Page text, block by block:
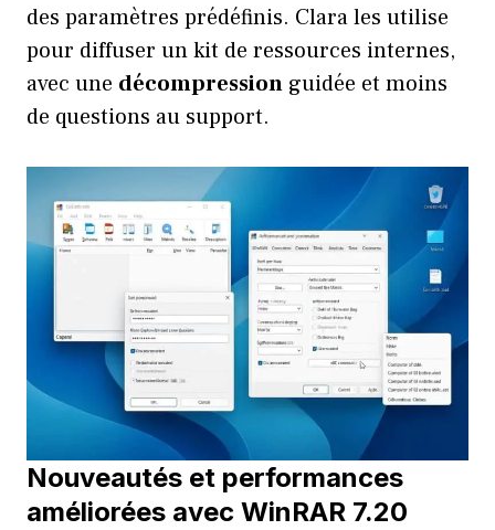
des paramètres prédéfinis. Clara les utilise
pour diffuser un kit de ressources internes,
avec une décompression guidée et moins
de questions au support.
Nouveautés et performances
améliorées avec WinRAR 7.20